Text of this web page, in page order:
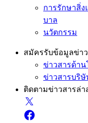
การรักษาสิ่
บาล
นวัตกรรม
สมัครรับข้อมูลข่า
ข่าวสารด้า
ข่าวสารบริ
ติดตามข่าวสารล่า